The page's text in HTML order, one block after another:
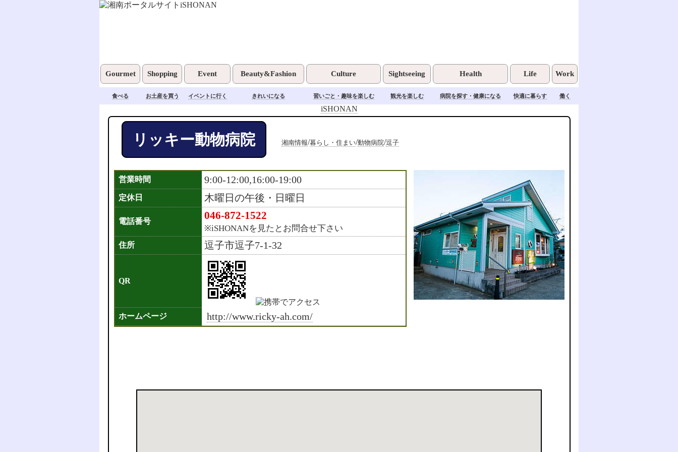
Gourmet Shopping Event Beauty&Fashion Culture Sightseeing Health Life Work
食べる お土産を買う イベントに行く きれいになる 習いごと・趣味を楽しむ 観光を楽しむ 病院を探す・健康になる 快適に暮らす 働く
iSHONAN
リッキー動物病院 湘南情報/暮らし・住まい/動物病院/逗子
営業時間 9:00-12:00,16:00-19:00
定休日 木曜日の午後・日曜日
電話番号 046-872-1522
※iSHONANを見たとお問合せ下さい
住所 逗子市逗子7-1-32
QR
ホームページ http://www.ricky-ah.com/